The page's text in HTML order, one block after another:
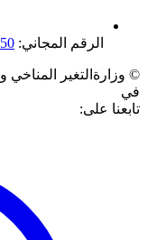
الرقم المجاني:
© وزارةالتغير
في
تابعنا على: